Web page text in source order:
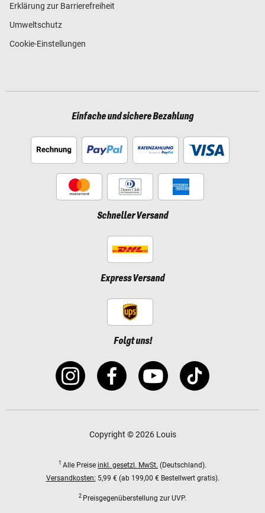
Erklärung zur Barrierefreiheit
Umweltschutz
Cookie-Einstellungen
Einfache und sichere Bezahlung
Schneller Versand
Express Versand
Folgt uns!
Copyright © 2026 Louis
1 Alle Preise inkl. gesetzl. MwSt. (Deutschland).
Versandkosten: 5,99 € (ab 199,00 € Bestellwert gratis).
2 Preisgegenüberstellung zur UVP.